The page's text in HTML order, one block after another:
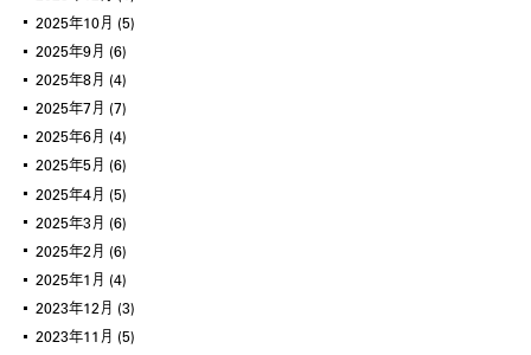
2025年10月 (5)
2025年9月 (6)
2025年8月 (4)
2025年7月 (7)
2025年6月 (4)
2025年5月 (6)
2025年4月 (5)
2025年3月 (6)
2025年2月 (6)
2025年1月 (4)
2023年12月 (3)
2023年11月 (5)